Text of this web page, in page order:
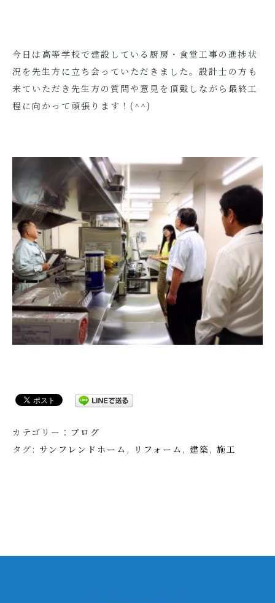
今日は高等学校で建設している厨房・食堂工事の進捗状
況を先生方に立ち会っていただきました。設計士の方も
来ていただき先生方の質問や意見を頂戴しながら最終工
程に向かって頑張ります！(^^)
カテゴリー： ブログ
タグ: サンフレンドホーム , リフォーム , 建築, 施工